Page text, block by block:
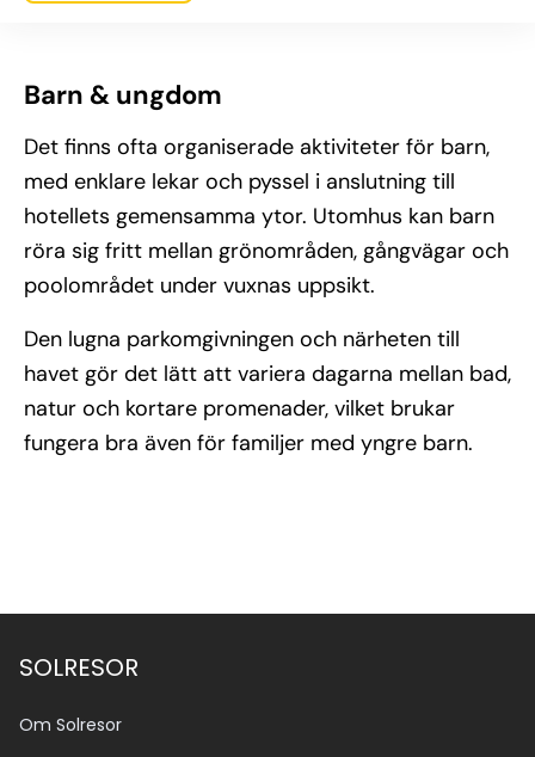
Barn & ungdom
Det finns ofta organiserade aktiviteter för barn,
med enklare lekar och pyssel i anslutning till
hotellets gemensamma ytor. Utomhus kan barn
röra sig fritt mellan grönområden, gångvägar och
poolområdet under vuxnas uppsikt.
Den lugna parkomgivningen och närheten till
havet gör det lätt att variera dagarna mellan bad,
natur och kortare promenader, vilket brukar
fungera bra även för familjer med yngre barn.
SOLRESOR
Om Solresor